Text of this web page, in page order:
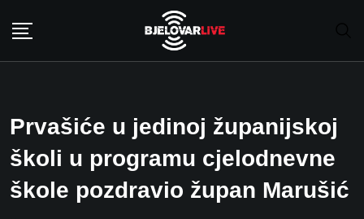
Prvašiće u jedinoj županijskoj
školi u programu cjelodnevne
škole pozdravio župan Marušić